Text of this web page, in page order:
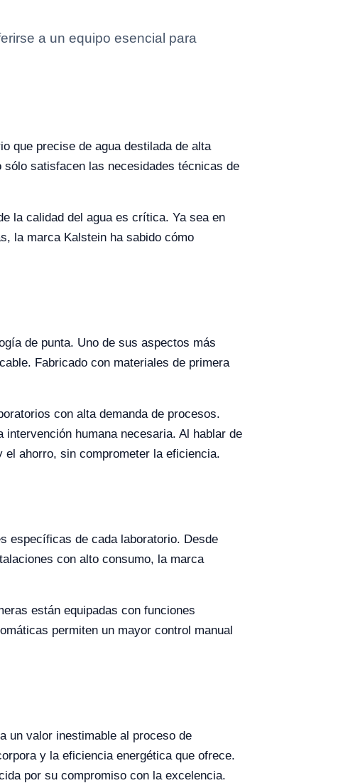
a un equipo esencial para
que precise de agua destilada de alta
satisfacen las necesidades técnicas de
la calidad del agua es crítica. Ya sea en
la marca Kalstein ha sabido cómo
de punta. Uno de sus aspectos más
Fabricado con materiales de primera
con alta demanda de procesos.
humana necesaria. Al hablar de
ahorro, sin comprometer la eficiencia.
específicas de cada laboratorio. Desde
con alto consumo, la marca
están equipadas con funciones
permiten un mayor control manual
un valor inestimable al proceso de
y la eficiencia energética que ofrece.
por su compromiso con la excelencia.